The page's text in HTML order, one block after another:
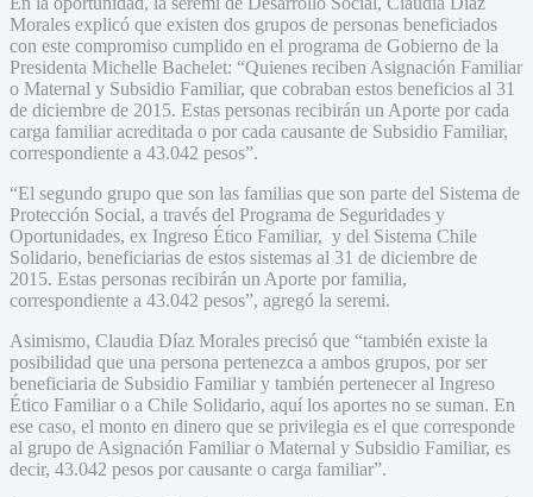
Morales explicó que existen dos grupos de personas beneficiados
con este compromiso cumplido en el programa de Gobierno de la
Presidenta Michelle Bachelet: “Quienes reciben Asignación Familiar
o Maternal y Subsidio Familiar, que cobraban estos beneficios al 31
de diciembre de 2015. Estas personas recibirán un Aporte por cada
carga familiar acreditada o por cada causante de Subsidio Familiar,
correspondiente a 43.042 pesos”.
“El segundo grupo que son las familias que son parte del Sistema de
Protección Social, a través del Programa de Seguridades y
Oportunidades, ex Ingreso Ético Familiar, y del Sistema Chile
Solidario, beneficiarias de estos sistemas al 31 de diciembre de
2015. Estas personas recibirán un Aporte por familia,
correspondiente a 43.042 pesos”, agregó la seremi.
Asimismo, Claudia Díaz Morales precisó que “también existe la
posibilidad que una persona pertenezca a ambos grupos, por ser
beneficiaria de Subsidio Familiar y también pertenecer al Ingreso
Ético Familiar o a Chile Solidario, aquí los aportes no se suman. En
ese caso, el monto en dinero que se privilegia es el que corresponde
al grupo de Asignación Familiar o Maternal y Subsidio Familiar, es
decir, 43.042 pesos por causante o carga familiar”.